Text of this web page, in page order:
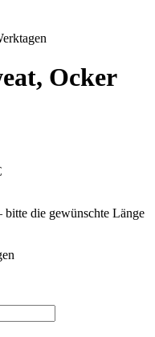
Ocker
die gewünschte Länge